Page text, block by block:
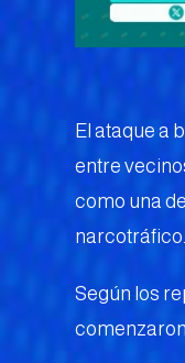
El ataque a
entre
como una
narcotráfico.
Según los